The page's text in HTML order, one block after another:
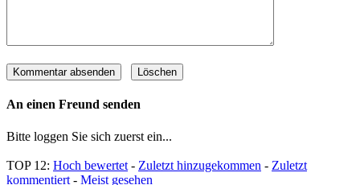
An einen Freund senden
Bitte loggen Sie sich zuerst ein...
TOP 12: Hoch bewertet - Zuletzt hinzugekommen - Zuletzt
kommentiert - Meist gesehen